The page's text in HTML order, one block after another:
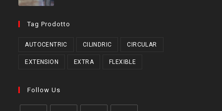
Tag Prodotto
AUTOCENTRIC CILINDRIC CIRCULAR
EXTENSION EXTRA FLEXIBLE
Follow Us